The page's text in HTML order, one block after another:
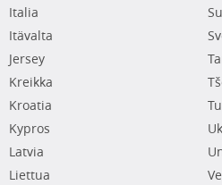
Italia
Itävalta
Jersey
Kreikka
Kroatia
Kypros
Latvia
Liettua